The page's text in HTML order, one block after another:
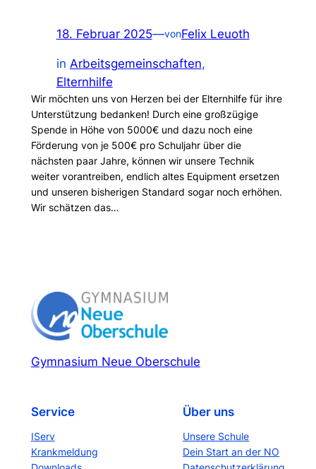
18. Februar 2025—vonFelix Leuoth
in Arbeitsgemeinschaften
Elternhilfe
Wir möchten uns von Herzen bei der Elternhilfe für ihre
Unterstützung bedanken! Durch eine großzügige
Spende in Höhe von 5000€ und dazu noch eine
Förderung von je 500€ pro Schuljahr über die
nächsten paar Jahre, können wir unsere Technik
weiter vorantreiben, endlich altes Equipment ersetzen
und unseren bisherigen Standard sogar noch erhöhen.
Wir schätzen das…
Gymnasium Neue Oberschule
Service
IServ
Krankmeldung
Über uns
Unsere Schule
Dein Start an der NO